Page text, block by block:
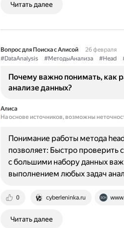
Читать далее
Вопрос для Поиска с Алисой
26 февраля
#DataAnalysis
#МетодыАнализа #Head
Почему важно понимать, как
анализе данных?
Алиса
На основе источников, возможны
0 cyberleninka.ru
Понимание работы метода
позволяет: Быстро проверить
с большими набору данных
выполнением любых задач
Читать далее